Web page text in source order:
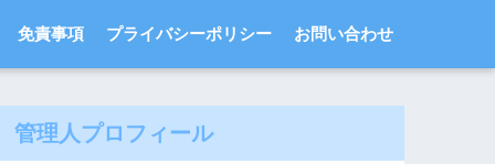
免責事項 プライバシーポリシー お問い合わせ
管理人プロフィール